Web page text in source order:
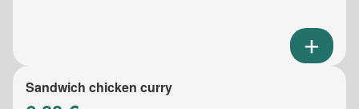
Sandwich chicken curry